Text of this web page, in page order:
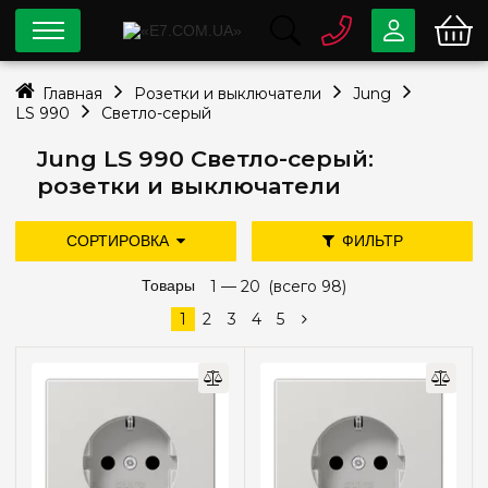
Jung LS 990 Светло-серый:
розетки и выключатели
СОРТИРОВКА ФИЛЬТР
Тип установки
Внутренний(64)
дороже
новые поступления
Товары 1 — 20 (всего 98)
1
2 3 4 5
0 80033-63-07
044334-79-78
Viber Telegram
Главная Розетки и выключатели
Jung
LS 990
Светло-серый